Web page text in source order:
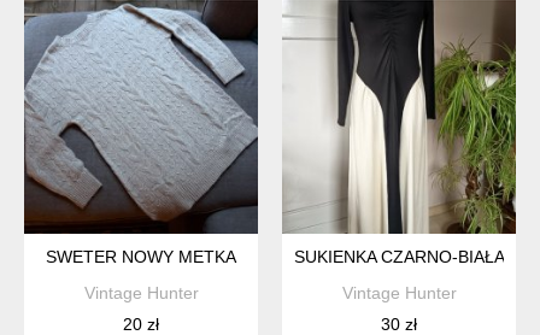
SWETER NOWY METKA
Vintage Hunter
20 zł
SUKIENKA CZARNO-BIAŁA
Vintage Hunter
30 zł